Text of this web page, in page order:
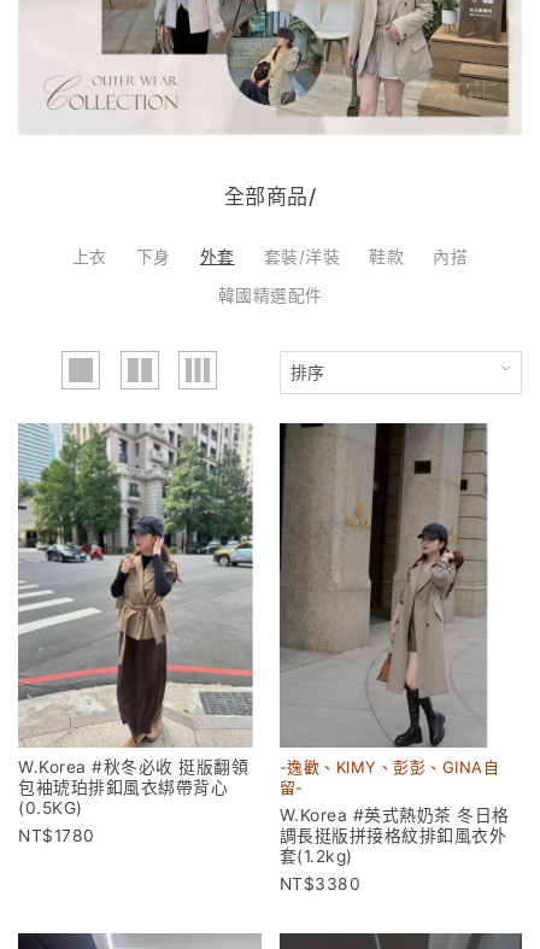
全部商品/
上衣 下身 外套 套裝/洋裝 鞋款
內搭
韓國精選配件
W.Korea #秋冬必收 挺版翻領
包袖琥珀排釦風衣綁帶背心
(0.5KG)
1780
-逸歡、KIMY、彭彭、GINA自
留-
W.Korea #英式熱奶茶 冬日格
調長挺版拼接格紋排釦風衣外
套(1.2kg)
3380